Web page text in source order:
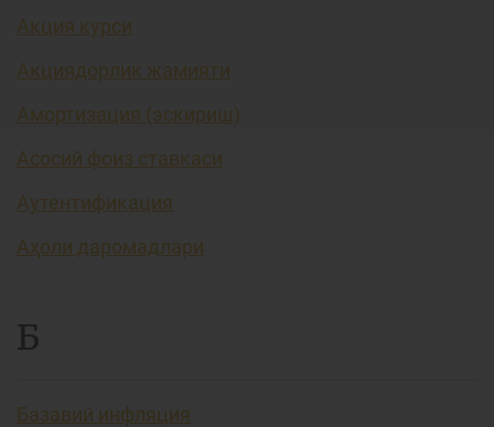
Акция курси
Акциядорлик жамияти
Амортизация (эскириш)
Асосий фоиз ставкаси
Аутентификация
Аҳоли даромадлари
Б
Базавий инфляция